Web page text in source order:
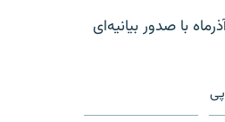
اتحادیه اروپا، که عالی‌ترین مرجع تصمیم‌گیری در این اتحادیه است، ۲۵ آذرماه با صدور بیانیه‌ای